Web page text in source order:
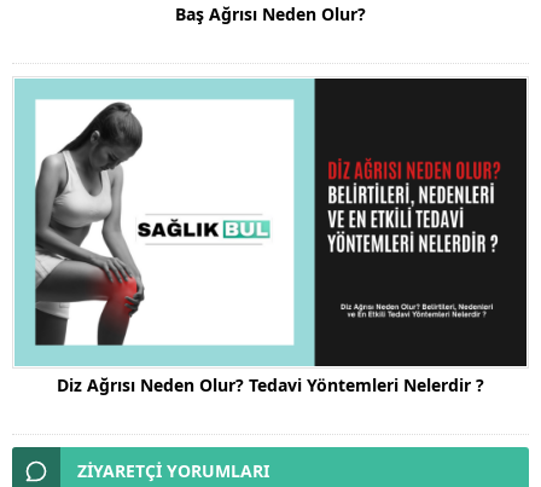
Baş Ağrısı Neden Olur?
Diz Ağrısı Neden Olur? Tedavi Yöntemleri Nelerdir ?
ZİYARETÇİ YORUMLARI